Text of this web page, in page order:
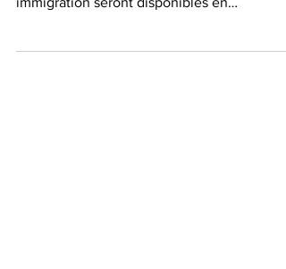
Mardi 30 septembre à 18h00 📍 En ligne via
immigration seront disponibles en